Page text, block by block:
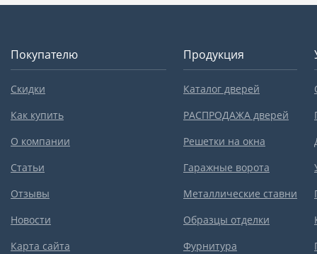
Покупателю
Скидки
Как купить
О компании
Статьи
Отзывы
Новости
Карта сайта
Продукция
Каталог дверей
РАСПРОДАЖА дверей
Решетки на окна
Гаражные ворота
Металлические ставни
Образцы отделки
Фурнитура